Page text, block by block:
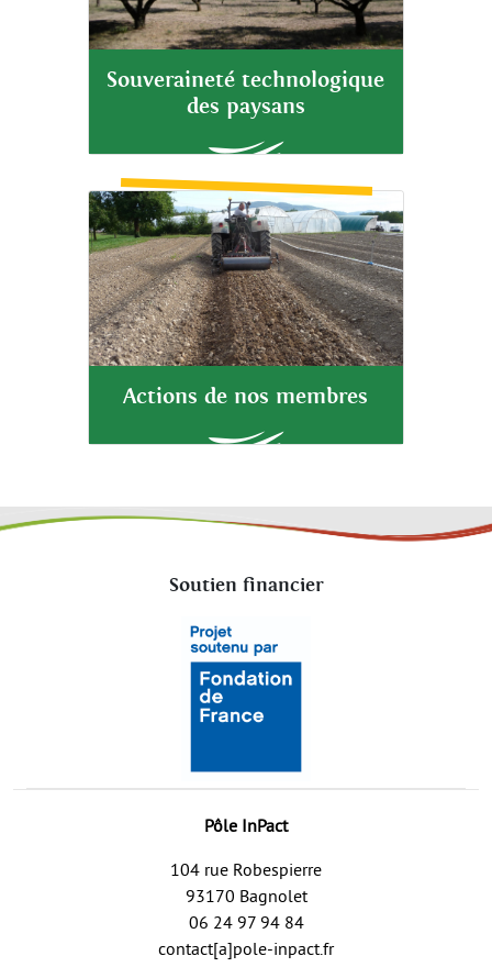
Souveraineté technologique
des paysans
Actions de nos membres
Soutien financier
Pôle InPact
104 rue Robespierre
93170 Bagnolet
06 24 97 94 84
contact[a]pole-inpact.fr